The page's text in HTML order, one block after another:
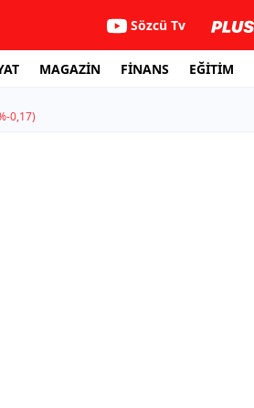
Sözcü Tv
MAGAZİN FİNANS EĞİTİM
0,17)